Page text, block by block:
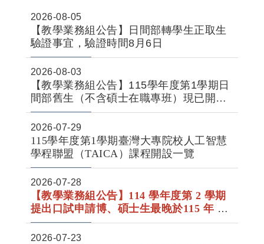
2026-08-05
【教學業務組公告】日間部轉學生正取生
驗證事宜，驗證時間8月6日
2026-08-03
【教學業務組公告】115學年度第1學期日
間部舊生（不含碩士在職專班）現已開放
線上申請。休學、退學、復學可採「線上
申請」或「紙本申請」方式辦理，相關重
要事項請詳閱公告內容或網頁。
2026-07-29
115學年度第1學期臺灣大專院校人工智慧
學程聯盟（TAICA）課程開設一覽
2026-07-28
【教學業務組公告】 114 學年度第 2 學期
提出口試申請博、碩士生最晚於115 年 7
月 31 日17:00前完成『研究生學位考試成
績表』上傳及
2026-07-23